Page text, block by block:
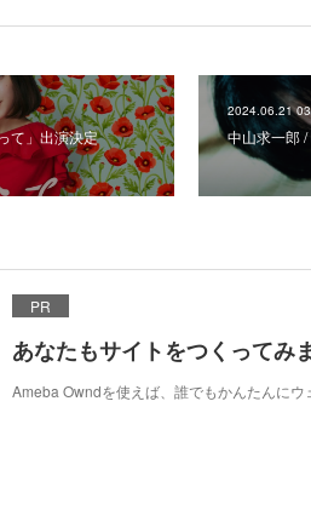
て」出演決定
2024.06.21
中山求一郎
PR
あなたもサイトをつくってみ
Ameba Owndを使えば、誰でもかんたんにウ